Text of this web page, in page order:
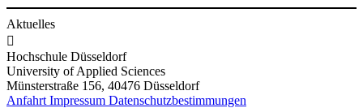
Aktuelles

Hochschule Düsseldorf
University of Applied Sciences
Münsterstraße 156, 40476 Düsseldorf
Anfahrt Impressum Datenschutzbestimmungen